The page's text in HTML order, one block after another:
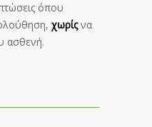
όπου
χωρίςνα
ασθενή.